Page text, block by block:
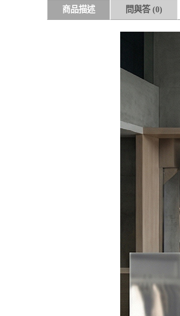
商品描述 問與答(0)